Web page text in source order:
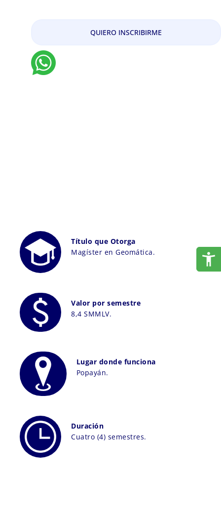
QUIERO INSCRIBIRME
Título que Otorga
Magíster en Geomática.
Valor por semestre
8,4 SMMLV.
Lugar donde funciona
Popayán.
Duración
Cuatro (4) semestres.